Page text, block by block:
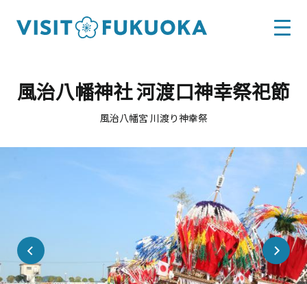
風治八幡神社 河渡口神幸祭祀節
風治八幡宮 川渡り神幸祭